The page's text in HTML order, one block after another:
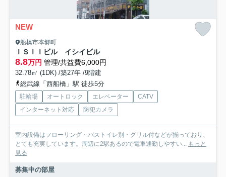
NEW
船橋市本郷町
ＩＳＩＩビル イシイビル
8.8万円 管理/共益費6,000円
32.78㎡ (1DK) /築27年 /9階建
総武線「西船橋」駅 徒歩5分
駐輪場 オートロック エレベーター
CATV
インターネット対応
防犯カメラ
室内設備はフローリング・バストイレ別・グリル付などが揃っており、
とても充実しています。周辺に2駅あるので電車通勤しやすい...
もっと
見る
募集中の部屋